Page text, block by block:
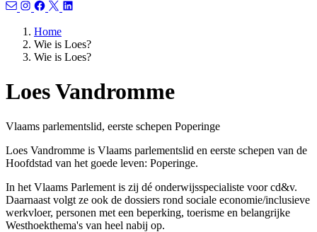
Home
Wie is Loes?
Wie is Loes?
Loes Vandromme
Vlaams parlementslid, eerste schepen Poperinge
Loes Vandromme is Vlaams parlementslid en eerste schepen van de
Hoofdstad van het goede leven: Poperinge.
In het Vlaams Parlement is zij dé onderwijsspecialiste voor cd&v.
Daarnaast volgt ze ook de dossiers rond sociale economie/inclusieve
werkvloer, personen met een beperking, toerisme en belangrijke
Westhoekthema's van heel nabij op.